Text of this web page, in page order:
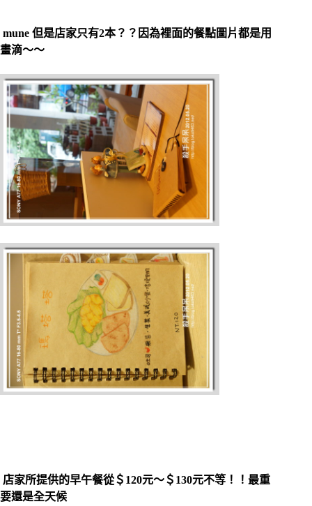
mune 但是店家只有2本？？因為裡面的餐點圖片都是用
畫滴～～
店家所提供的早午餐從＄120元～＄130元不等！！最重
要還是全天候